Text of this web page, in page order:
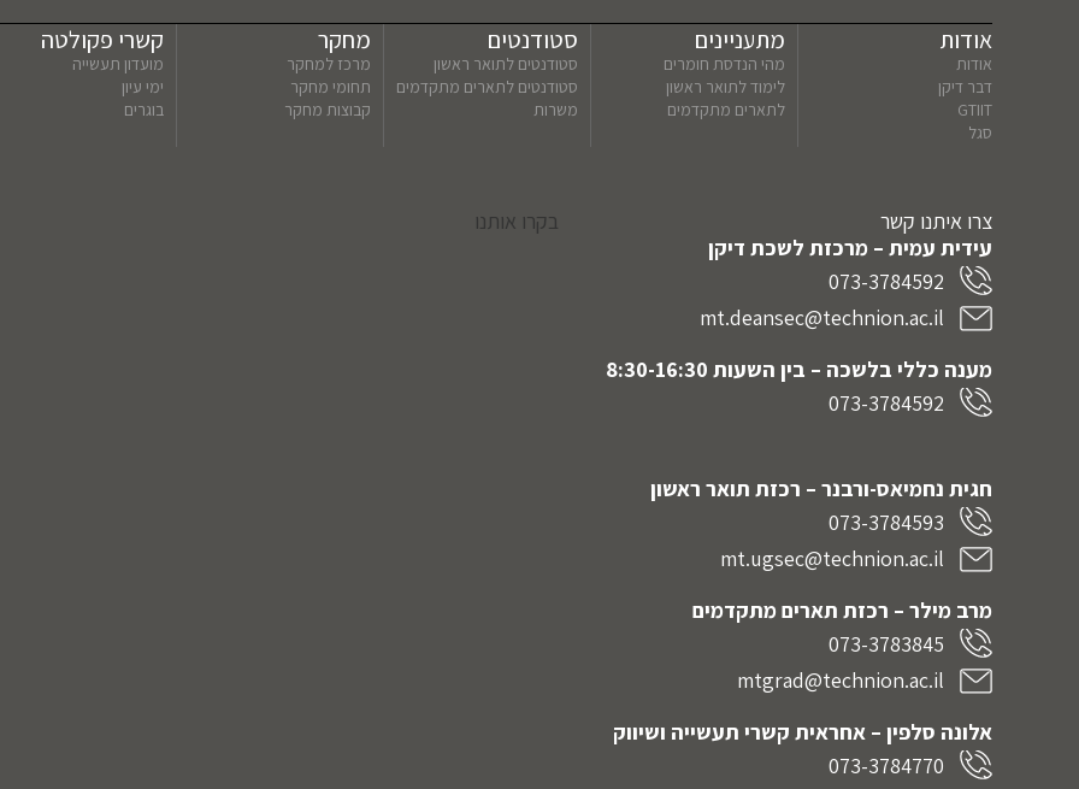
אודות
אודות
דבר דיקן
GTIIT
סגל
מתעניינים
מהי הנדסת חומרים
לימוד לתואר ראשון
לתארים מתקדמים
סטודנטים
סטודנטים לתואר ראשון
סטודנטים לתארים מתקדמים
משרות
מחקר
מרכז למחקר
תחומי מחקר
קבוצות מחקר
קשרי פקולטה
מועדון תעשייה
ימי עיון
בוגרים
צרו איתנו קשר
עידית עמית – מרכזת לשכת דיקן
073-3784592
mt.deansec@technion.ac.il
מענה כללי בלשכה – בין השעות 8:30-16:30
073-3784592
חגית נחמיאס-ורבנר – רכזת תואר ראשון
073-3784593
mt.ugsec@technion.ac.il
מרב מילר – רכזת תארים מתקדמים
073-3783845
mtgrad@technion.ac.il
אלונה סלפין – אחראית קשרי תעשייה ושיווק
073-3784770
בקרו אותנו